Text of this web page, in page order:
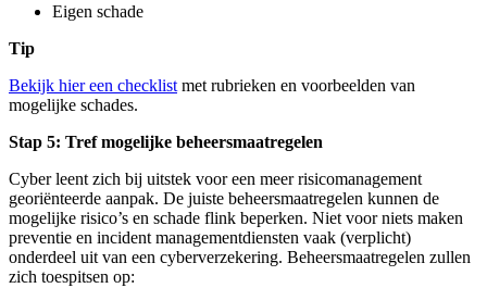
Eigen schade
Tip
Bekijk hier een checklist met rubrieken en voorbeelden van
mogelijke schades.
Stap 5: Tref mogelijke beheersmaatregelen
Cyber leent zich bij uitstek voor een meer risicomanagement
georiënteerde aanpak. De juiste beheersmaatregelen kunnen de
mogelijke risico’s en schade flink beperken. Niet voor niets maken
preventie en incident managementdiensten vaak (verplicht)
onderdeel uit van een cyberverzekering. Beheersmaatregelen zullen
zich toespitsen op: